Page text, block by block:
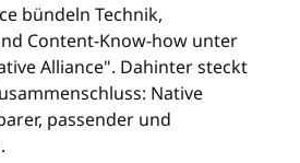
bündeln Technik,
Content-Know-how unter
Alliance". Dahinter steckt
Native
passender und